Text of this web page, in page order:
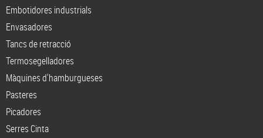
Embotidores industrials
Envasadores
Tancs de retracció
Termosegelladores
Màquines d'hamburgueses
Pasteres
Picadores
Serres Cinta